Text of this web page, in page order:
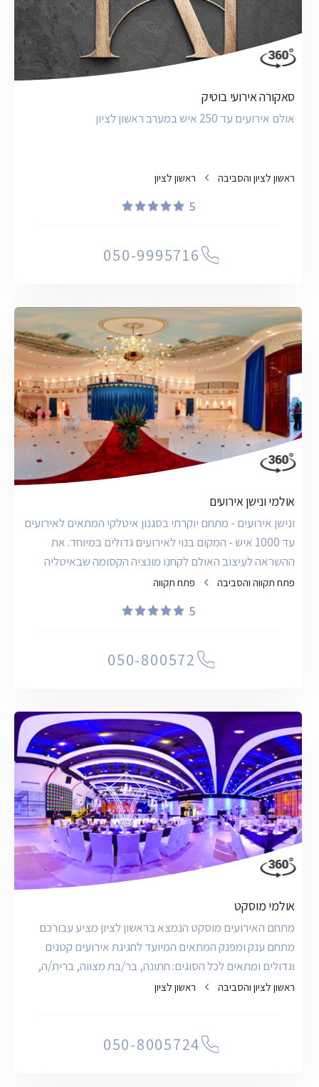
סאקורה אירועי בוטיק
אולם אירועים עד 250 איש במערב ראשון לציון​
ראשון לציון והסביבה ראשון לציון
5
050-9995716
אולמי ונישן אירועים
ונישן אירועים - מתחם יוקרתי בסגנון איטלקי המתאים לאירועים
עד 1000 איש - המקום בנוי לאירועים גדולים במיוחד. את
ההשראה לעיצוב האולם לקחנו מונציה הקסומה שבאיטליה
פתח תקווה והסביבה פתח תקווה
5
050-800572
אולמי מוסקט
מתחם האירועים מוסקט הנמצא בראשון לציון מציע עבורכם
מתחם ענק ומפנק המתאים המיועד לחגיגת אירועים קטנים
וגדולים ומתאים לכל הסוגים: חתונה, בר/בת מצווה, ברית/ה,
אירו
ראשון לציון והסביבה ראשון לציון
050-8005724